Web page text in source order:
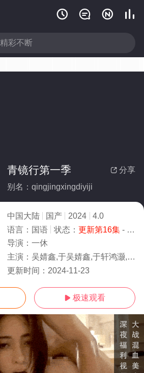
   
 分享
青镜行第一季
别名：qingjingxingdiyiji
中国大陆 国产 2024
4.0
语言： 国语 状态： 更新第16集- 免费在线观看
导演： 一休
主演： 吴婧鑫,于吴婧鑫,于轩鸿灏,黄小超,于磊轩鸿灏,黄小超,于磊
更新时间： 2024-11-23
 极速观看